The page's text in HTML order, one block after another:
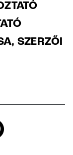
SZERZŐI